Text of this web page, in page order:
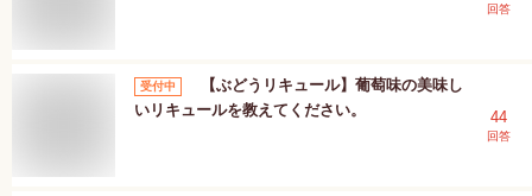
回答
受付中
【ぶどうリキュール】葡萄味の美味し
いリキュールを教えてください。
44
回答